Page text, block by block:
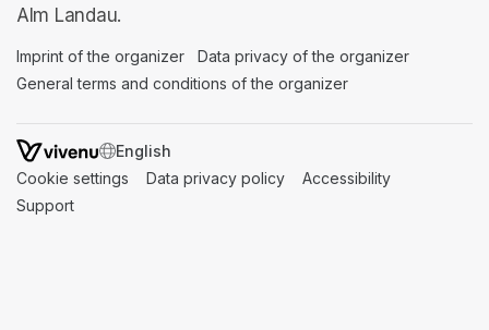
Alm Landau.
Imprint of the organizer (opens in a new tab)
Data privacy of the organizer
General terms and conditions of the organizer
SWITCH LANGUAGE
Cookie settings (opens in a new tab)
Data privacy policy (opens in a new tab)
Accessibility
Support